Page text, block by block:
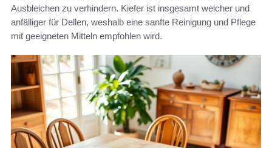
Ausbleichen zu verhindern. Kiefer ist insgesamt weicher und
anfälliger für Dellen, weshalb eine sanfte Reinigung und Pflege
mit geeigneten Mitteln empfohlen wird.